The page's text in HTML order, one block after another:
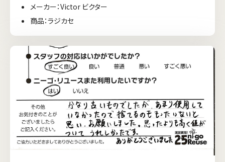
メーカー：Victor ビクター
商品：ラジカセ